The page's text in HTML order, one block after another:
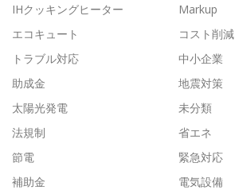
IHクッキングヒーター
Markup
エコキュート
コスト削減
トラブル対応
中小企業
助成金
地震対策
太陽光発電
未分類
法規制
省エネ
節電
緊急対応
補助金
電気設備